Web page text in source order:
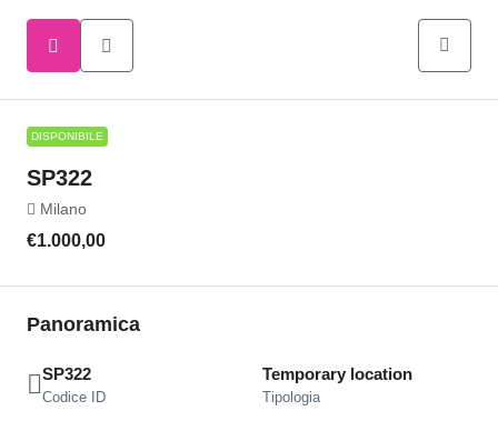
DISPONIBILE
SP322
Milano
€1.000,00
Panoramica
SP322
Codice ID
Temporary location
Tipologia